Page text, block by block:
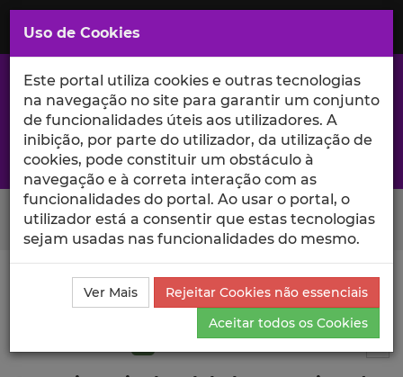
Saltar
para
Conteúdo
Principal
A excelência da investigação e ciência no Iscte
Search Button
Ciência_Iscte Publicações
Descrição Detalhada da
Publicação
Uso de Cookies
Este portal utiliza cookies e outras tecnologias
na navegação no site para garantir um conjunto
de funcionalidades úteis aos utilizadores. A
inibição, por parte do utilizador, da utilização de
cookies, pode constituir um obstáculo à
navegação e à correta interação com as
funcionalidades do portal. Ao usar o portal, o
utilizador está a consentir que estas tecnologias
sejam usadas nas funcionalidades do mesmo.
Ver Mais
Rejeitar Cookies não essenciais
Aceitar todos os Cookies